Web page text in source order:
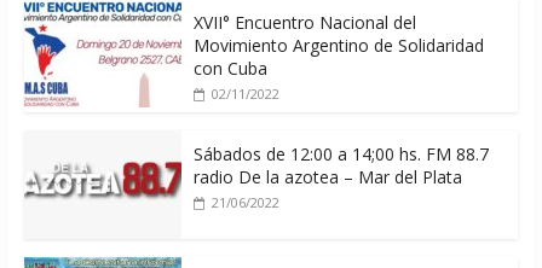
XVII° Encuentro Nacional del
Movimiento Argentino de Solidaridad
con Cuba
02/11/2022
Sábados de 12:00 a 14;00 hs. FM 88.7
radio De la azotea – Mar del Plata
21/06/2022